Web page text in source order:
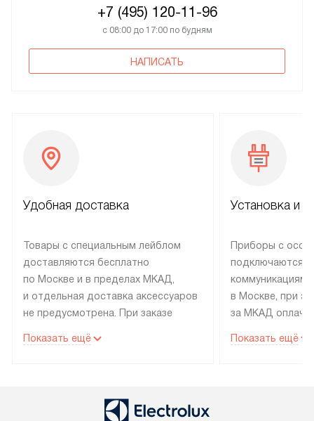
+7 (495) 120-11-96
с 08:00 до 17:00 по будням
НАПИСАТЬ
Удобная доставка
Товары с специальным лейблом
доставляются бесплатно
по Москве и в пределах МКАД,
и отдельная доставка аксессуаров
не предусмотрена. При заказе
рекомендуем обсудить
со статусом «В наличии» могут
быть отправлены покупателю
Показать ещё
Установка и
Приборы с
подключаются к
коммуникациям
в Москве, при
за МКАД
партнера
Показать ещё